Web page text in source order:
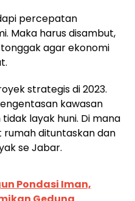
percepatan
Maka harus disambut,
agar ekonomi
strategis di 2023.
kawasan
layak huni. Di mana
rumah dituntaskan dan
se Jabar.
Pondasi Iman,